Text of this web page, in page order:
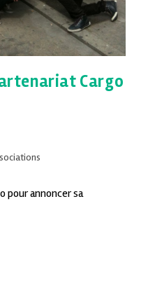
Cargo
pour annoncer sa